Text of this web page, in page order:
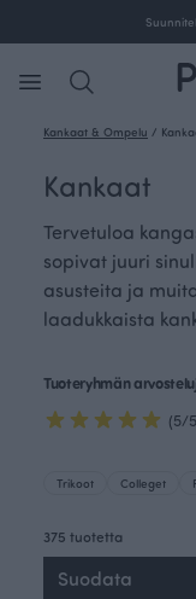
Ilmainen
Kankaat & Ompelu /
Kankaat
Tervetuloa
sopivat juuri
asusteita ja
laadukkaista
Tuoteryhmän
(5/
Trikoot Colleget
375 tuotetta
Suodata